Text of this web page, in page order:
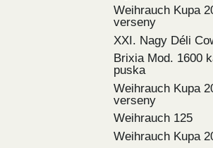
Weihrauch Kupa
verseny
XXI. Nagy Déli
Brixia Mod. 1600
puska
Weihrauch Kupa
verseny
Weihrauch 125
Weihrauch Kupa